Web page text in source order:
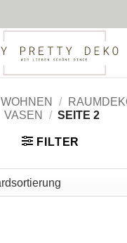
WOHNEN /
VASEN
/ SEITE 2
FILTER